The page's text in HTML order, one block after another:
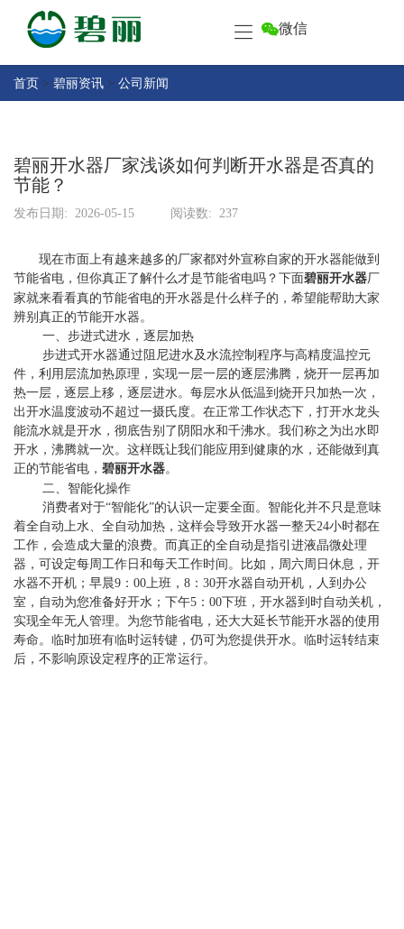
微信
首页 > 碧丽资讯 > 公司新闻
碧丽开水器厂家浅谈如何判断开水器是否真的
节能？
发布日期: 2026-05-15 阅读数: 237
现在市面上有越来越多的厂家都对外宣称自家的开水器能做到
节能省电，但你真正了解什么才是节能省电吗？下面碧丽开水器厂
家就来看看真的节能省电的开水器是什么样子的，希望能帮助大家
辨别真正的节能开水器。
一、步进式进水，逐层加热
步进式开水器通过阻尼进水及水流控制程序与高精度温控元
件，利用层流加热原理，实现一层一层的逐层沸腾，烧开一层再加
热一层，逐层上移，逐层进水。每层水从低温到烧开只加热一次，
出开水温度波动不超过一摄氏度。在正常工作状态下，打开水龙头
能流水就是开水，彻底告别了阴阳水和千沸水。我们称之为出水即
开水，沸腾就一次。这样既让我们能应用到健康的水，还能做到真
正的节能省电， 碧丽开水器。
二、智能化操作
消费者对于“智能化”的认识一定要全面。智能化并不只是意味
着全自动上水、全自动加热，这样会导致开水器一整天24小时都在
工作，会造成大量的浪费。而真正的全自动是指引进液晶微处理
器，可设定每周工作日和每天工作时间。比如，周六周日休息，开
水器不开机；早晨9：00上班，8：30开水器自动开机，人到办公
室，自动为您准备好开水；下午5：00下班，开水器到时自动关机，
实现全年无人管理。为您节能省电，还大大延长节能开水器的使用
寿命。临时加班有临时运转键，仍可为您提供开水。临时运转结束
后，不影响原设定程序的正常运行。
页
产
品
碧
务
碧
丽
系
碧